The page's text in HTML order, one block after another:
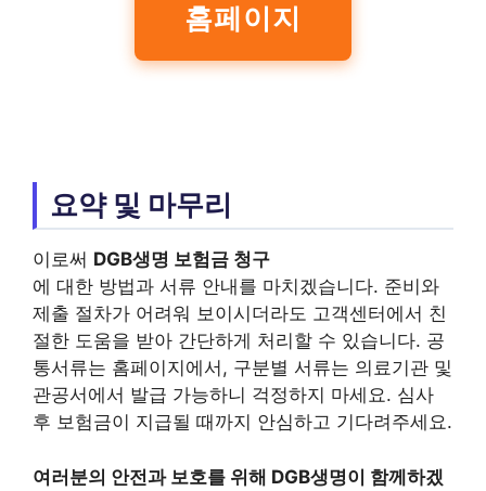
홈페이지
요약 및 마무리
이로써 DGB생명 보험금 청구
에 대한 방법과 서류 안내를 마치겠습니다. 준비와
제출 절차가 어려워 보이시더라도 고객센터에서 친
절한 도움을 받아 간단하게 처리할 수 있습니다. 공
통서류는 홈페이지에서, 구분별 서류는 의료기관 및
관공서에서 발급 가능하니 걱정하지 마세요. 심사
후 보험금이 지급될 때까지 안심하고 기다려주세요.
여러분의 안전과 보호를 위해 DGB생명이 함께하겠